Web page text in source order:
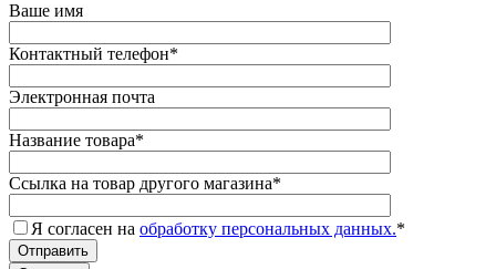
Ваше имя
Контактный телефон*
Электронная почта
Название товара*
Ссылка на товар другого магазина*
Я согласен на обработку персональных данных.*